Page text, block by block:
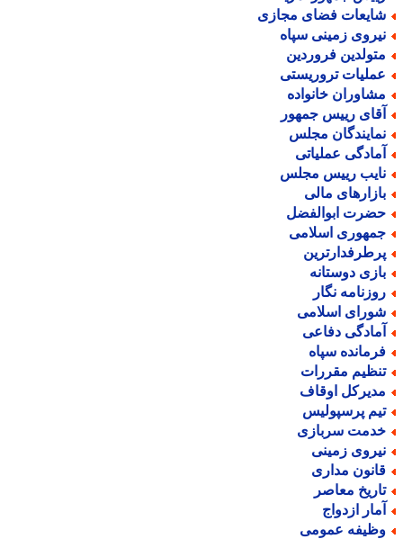
فضای مجازی
زمینی سپاه
فروردین
تروریستی
خانواده
رییس جمهور
مجلس
عملیاتی
رییس مجلس
مالی
ابوالفضل
اسلامی
دوستانه
نگار
اسلامی
دفاعی
سپاه
مقررات
اوقاف
پرسپولیس
سربازی
زمینی
مداری
معاصر
ازدواج
عمومی